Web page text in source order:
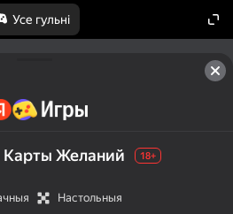
Усе гульні
Карты Желаний 18+
Настольныя